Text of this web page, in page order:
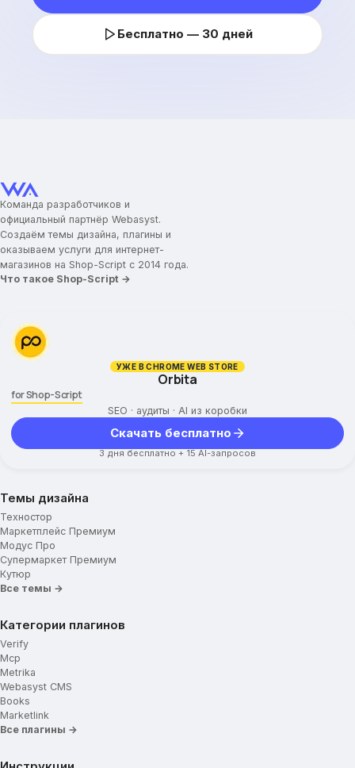
Бесплатно — 30 дней
Команда разработчиков и
официальный партнёр Webasyst.
Создаём темы дизайна, плагины и
оказываем услуги для интернет-
магазинов на Shop-Script с 2014 года.
Что такое Shop-Script →
УЖЕ В CHROME WEB STORE
Orbita
for Shop-Script
SEO · аудиты · AI из коробки
Скачать бесплатно
3 дня бесплатно + 15 AI-запросов
Темы дизайна
Техностор
Маркетплейс Премиум
Модус Про
Супермаркет Премиум
Кутюр
Все темы →
Категории плагинов
Verify
Mcp
Metrika
Webasyst CMS
Books
Marketlink
Все плагины →